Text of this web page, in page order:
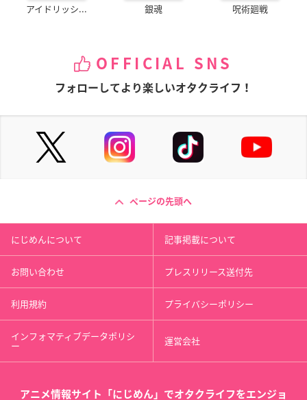
アイドリッシ... 銀魂 呪術廻戦
OFFICIAL SNS
フォローしてより楽しいオタクライフ！
ページの先頭へ
にじめんについて 記事掲載について
お問い合わせ プレスリリース送付先
利用規約 プライバシーポリシー
インフォマティブデータポリシ
ー 運営会社
アニメ情報サイト「にじめん」でオタクライフをエンジョ